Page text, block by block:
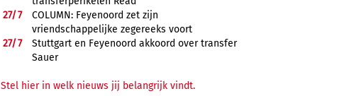
27/7
COLUMN: Feyenoord zet zijn
vriendschappelijke zegereeks voort
27/7
Stuttgart en Feyenoord akkoord over transfer
Sauer
Stel hier in welk nieuws jij belangrijk vindt.